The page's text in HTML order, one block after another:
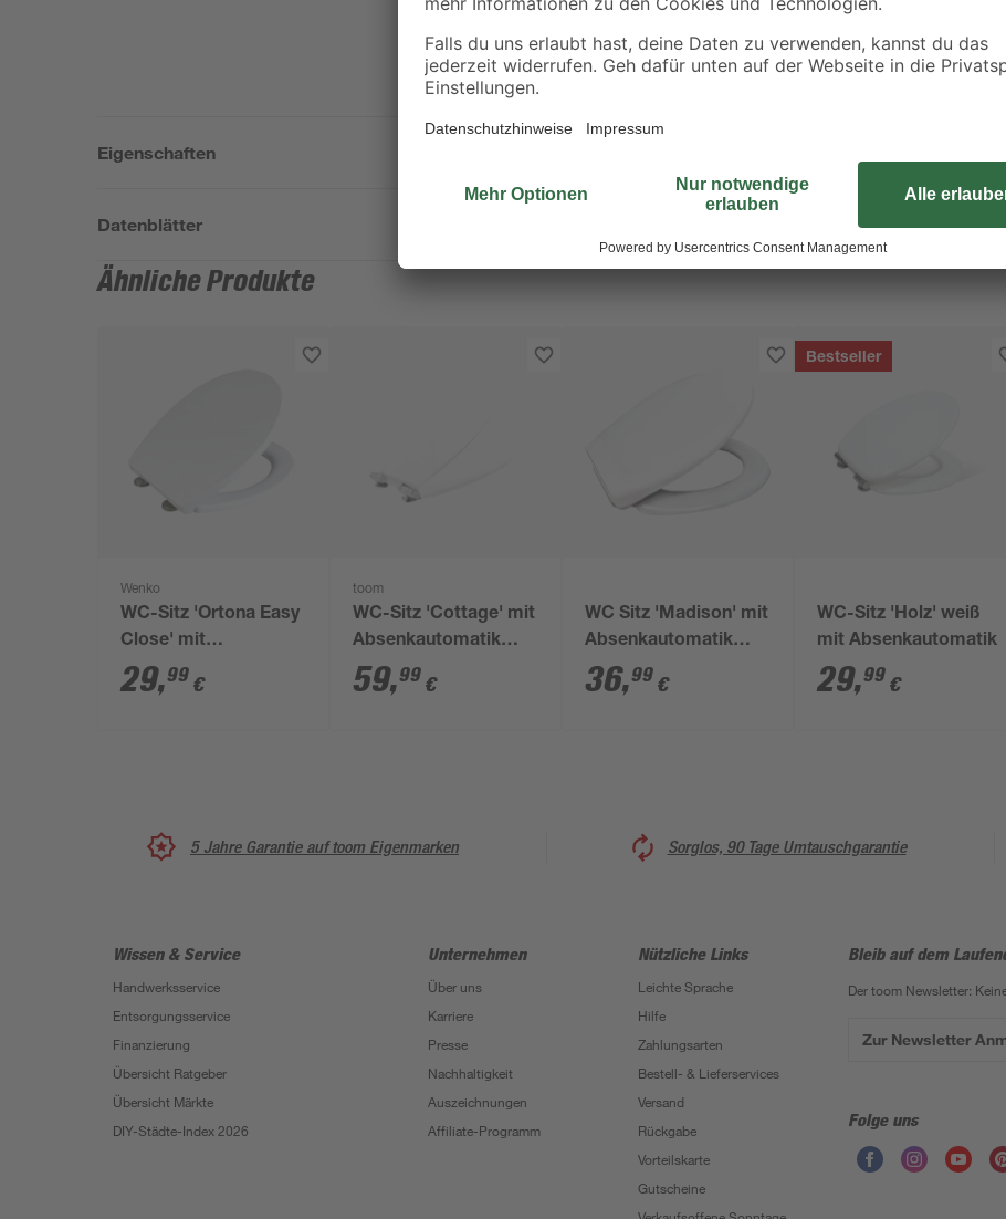
ohne dabei auf dem harten Boden
Badezimmer auf ein neues Level!
In unserem Ratgeber findest du
Eigenschaften
Datenblätter
Ähnliche Produkte
Wenko
WC-Sitz 'Ortona Easy
Close' mit
Absenkautomatik
Thermoplast
29,99 €
toom
WC-Sitz 'Cottage' mit
Absenkautomatik
weiß, Holzkern mit
gerillter Oberfläche
59,99 €
WC Sitz 'Madison' mit
Absenkautomatik
weiß Duroplast
36,99 €
Bestseller
WC-Sitz 'Holz' weiß
mit Absenkautomatik
29,99 €
5 Jahre Garantie auf toom Eigenmarken Sorglos, 90 Tage Umtauschgarantie
Wissen & Service
Handwerksservice
Entsorgungsservice
Finanzierung
Übersicht Ratgeber
Übersicht Märkte
DIY-Städte-Index 2026
Unternehmen
Über uns
Karriere
Presse
Nachhaltigkeit
Auszeichnungen
Affiliate-Programm
Nützliche Links
Leichte Sprache
Hilfe
Zahlungsarten
Bestell- & Lieferservices
Versand
Rückgabe
Vorteilskarte
Gutscheine
Bleib auf dem
Der toom Newsletter:
Zur Newsletter
Folge uns